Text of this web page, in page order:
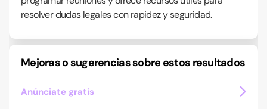
resolver dudas legales con rapidez y seguridad.
Mejoras o sugerencias sobre estos resultados
Anúnciate gratis